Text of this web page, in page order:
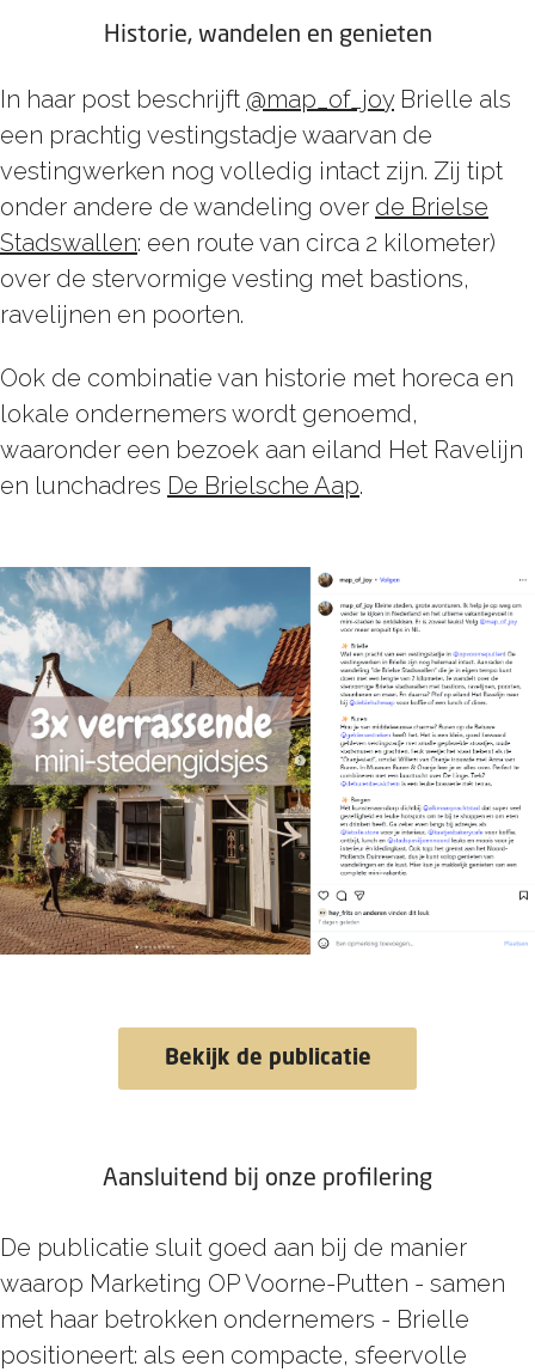
Historie, wandelen en genieten
In haar post beschrijft @map_of_joyBrielle als
een prachtig vestingstadje waarvan de
vestingwerken nog volledig intact zijn. Zij tipt
onder andere de wandeling over de Brielse
Stadswallen: een route van circa 2 kilometer)
over de stervormige vesting met bastions,
ravelijnen en poorten.
Ook de combinatie van historie met horeca en
lokale ondernemers wordt genoemd,
waaronder een bezoek aan eiland Het Ravelijn
en lunchadres De Brielsche Aap.
Bekijk de publicatie
Aansluitend bij onze profilering
De publicatie sluit goed aan bij de manier
waarop Marketing OP Voorne-Putten - samen
met haar betrokken ondernemers - Brielle
positioneert: als een compacte, sfeervolle